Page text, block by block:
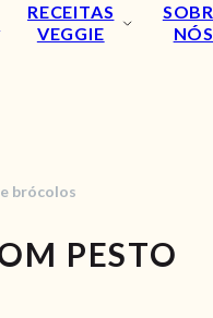
RECEITAS
VEGGIE
NÓS
brócolos
PESTO